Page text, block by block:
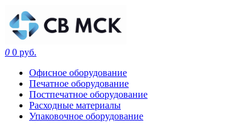
0 0 руб.
Офисное оборудование
Печатное оборудование
Постпечатное оборудование
Расходные материалы
Упаковочное оборудование